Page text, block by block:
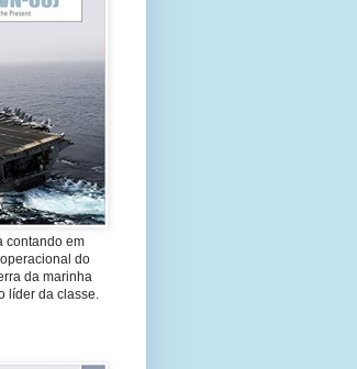
contando em
do
da marinha
líder da classe.